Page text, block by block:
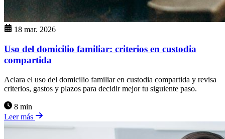
18 mar. 2026
Uso del domicilio familiar: criterios en custodia
compartida
Aclara el uso del domicilio familiar en custodia compartida y revisa
criterios, gastos y plazos para decidir mejor tu siguiente paso.
8 min
Leer más